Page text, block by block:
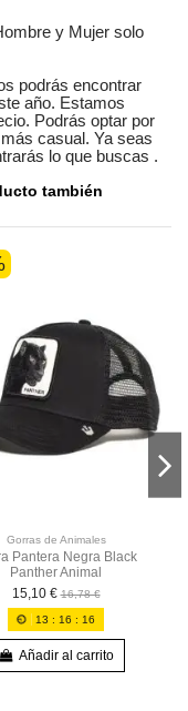
y Mujer solo
podrás encontrar
año. Estamos
Podrás optar por
casual. Ya seas
lo que buscas .
también
Gorras de Animales
Pantera Negra Black
Panther Animal
15,10 € 16,78 €
13 : 16 : 16
Añadir al carrito